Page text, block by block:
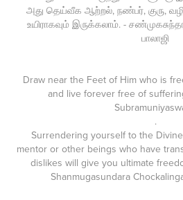
அது தெய்வீக ஆற்றல், நண்பர், குரு,
உயிராகவும் இருக்கலாம். -
பாலாஜி
Draw near the Feet of Him who is
and live forever free of
.
Surrendering yourself to the
mentor or other beings who have
dislikes will give you ultimate
Shanmugasundara